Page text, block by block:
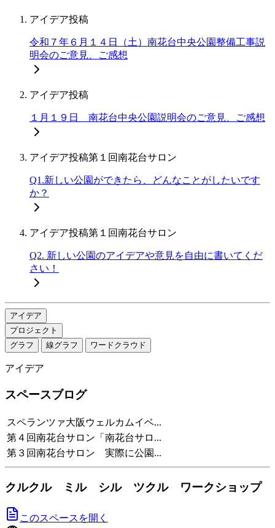
アイデア投稿
令和７年６月１４日（土）南花台中央公園整備工事説
明会のご意見、ご感想
アイデア投稿
１月１９日 南花台中央公園説明会のご意見、ご感想
アイデア投稿第１回南花台サロン
Q1.新しい公園ができたら、どんなことがしたいです
か？
アイデア投稿第１回南花台サロン
Q2. 新しい公園のアイデアや意見を自由に書いてくだ
さい！
アイデア
プロジェクト
グラフ
線グラフ ワードクラウド
アイデア
スペースブログ
スペランツァ大阪ウェルカムイベ...
第４回南花台サロン「南花台サロ...
第３回南花台サロン 実際に公園...
クルクル ミル シル ツクル ワークショップ
このスペースを開く